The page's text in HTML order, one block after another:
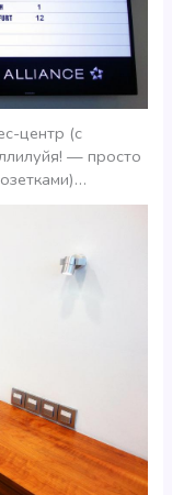
центр (с
— просто